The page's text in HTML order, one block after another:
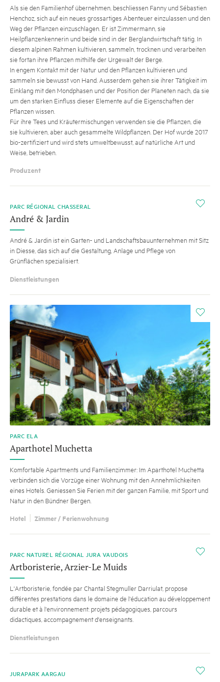
Als sie den Familienhof übernehmen, beschliessen Fanny und Sébastien
Henchoz, sich auf ein neues grossartiges Abenteuer einzulassen und den
Weg der Pflanzen einzuschlagen. Er ist Zimmermann, sie
Heilpflanzenkennerin und beide sind in der Berglandwirtschaft tätig. In
diesem alpinen Rahmen kultivieren, sammeln, trocknen und verarbeiten
sie fortan ihre Pflanzen mithilfe der Urgewalt der Berge.
In engem Kontakt mit der Natur und den Pflanzen kultivieren und
sammeln sie bewusst von Hand. Ausserdem gehen sie ihrer Tätigkeit im
Einklang mit den Mondphasen und der Position der Planeten nach, da sie
um den starken Einfluss dieser Elemente auf die Eigenschaften der
Pflanzen wissen.
Für ihre Tees und Kräutermischungen verwenden sie die Pflanzen, die
sie kultivieren, aber auch gesammelte Wildpflanzen. Der Hof wurde 2017
bio-zertifiziert und wird stets umweltbewusst, auf natürliche Art und
Weise, betrieben.
Produzent
i
PARC RÉGIONAL CHASSERAL
André & Jardin
André & Jardin ist ein Garten- und Landschaftsbauunternehmen mit Sitz
in Diesse, das sich auf die Gestaltung, Anlage und Pflege von
Grünflächen spezialisiert.
Dienstleistungen
i
PARC ELA
Aparthotel Muchetta
Komfortable Apartments und Familienzimmer: Im Aparthotel Muchetta
verbinden sich die Vorzüge einer Wohnung mit den Annehmlichkeiten
eines Hotels. Geniessen Sie Ferien mit der ganzen Familie, mit Sport und
Natur in den Bündner Bergen.
Hotel Zimmer / Ferienwohnung
i
PARC NATUREL RÉGIONAL JURA VAUDOIS
Artboristerie, Arzier-Le Muids
L'Artboristerie, fondée par Chantal Stegmuller Darriulat, propose
différentes prestations dans le domaine de l'éducation au développement
durable et à l'environnement: projets pédagogiques, parcours
didactiques, accompagnement d'enseignants.
Dienstleistungen
i
JURAPARK AARGAU